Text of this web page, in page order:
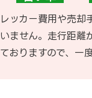
レッカー費用や売却
いません。走行距離
ておりますので、一